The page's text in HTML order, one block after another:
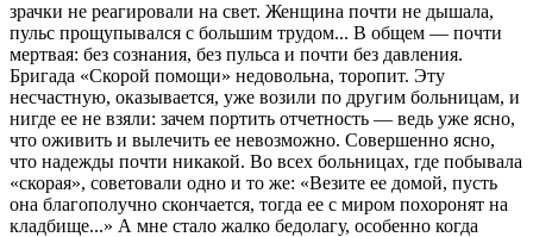
зрачки не реагировали на свет. Женщина почти не дышала,
пульс прощупывался с большим трудом... В общем — почти
мертвая: без сознания, без пульса и почти без давления.
Бригада «Скорой помощи» недовольна, торопит. Эту
несчастную, оказывается, уже возили по другим больницам, и
нигде ее не взяли: зачем портить отчетность — ведь уже ясно,
что оживить и вылечить ее невозможно. Совершенно ясно,
что надежды почти никакой. Во всех больницах, где побывала
«скорая», советовали одно и то же: «Везите ее домой, пусть
она благополучно скончается, тогда ее с миром похоронят на
кладбище...» А мне стало жалко бедолагу, особенно когда